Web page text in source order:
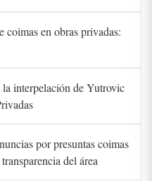
coimas en obras privadas:
interpelación de Yutrovic
por presuntas coimas
del área